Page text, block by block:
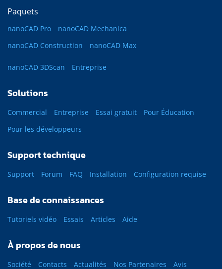
Paquets
nanoCAD Pro
nanoCAD Mechanica
nanoCAD Construction
nanoCAD Max
nanoCAD 3DScan Entreprise
Solutions
Commercial Entreprise Essai gratuit
Pour Éducation
Pour les développeurs
Support technique
Support Forum FAQ Installation Configuration requise
Base de connaissances
Tutoriels vidéo Essais Articles Aide
À propos de nous
Société Contacts Actualités Nos Partenaires Avis